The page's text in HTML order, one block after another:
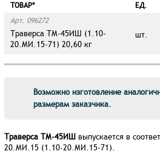
ТОВАР* ЕД.
Арт. 096272
Траверса ТМ-45ИШ (1.10-
20.МИ.15-71) 20,60 кг
шт.
Возможно изготовление
размерам заказчика.
Траверса ТМ-45ИШ выпускается в
20.МИ.15 (1.10-20.МИ.15-71).